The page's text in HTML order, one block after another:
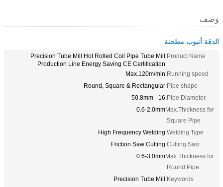
وصف
الدقة أنبوب مطحنة
Product Name:
Precision Tube Mill Hot Rolled Coil Pipe Tube Mill
Production Line Energy Saving CE Certification
Running speed:
Max.120m/min
Pipe shape:
Round, Square & Rectangular
Pipe Diameter:
16 - 50.8mm
Max.Thickness for
Square Pipe:
0.6-2.0mm
Welding Type:
High Frequency Welding
Cutting Saw:
Friction Saw Cutting
Max.Thickness for
Round Pipe:
0.6-3.0mm
Keywords:
Precision Tube Mill